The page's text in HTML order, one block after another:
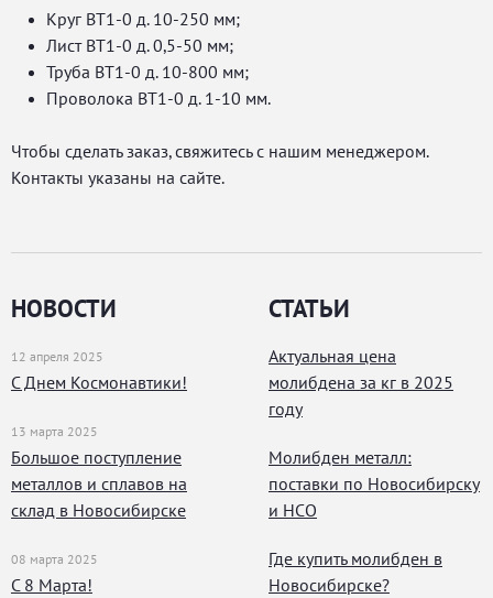
Круг ВТ1-0 д. 10-250 мм;
Лист ВТ1-0 д. 0,5-50 мм;
Труба ВТ1-0 д. 10-800 мм;
Проволока ВТ1-0 д. 1-10 мм.
Чтобы сделать заказ, свяжитесь с нашим менеджером.
Контакты указаны на сайте.
НОВОСТИ
12 апреля 2025
С Днем Космонавтики!
13 марта 2025
Большое поступление
металлов и сплавов на
склад в Новосибирске
08 марта 2025
С 8 Марта!
СТАТЬИ
Актуальная цена
молибдена за кг в 2025
году
Молибден металл:
поставки по Новосибирску
и НСО
Где купить молибден в
Новосибирске?